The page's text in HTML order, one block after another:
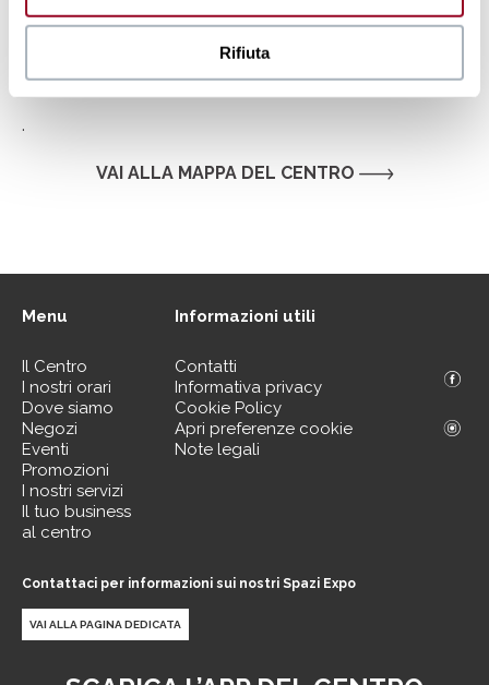
Rifiuta
.
VAI ALLA MAPPA DEL CENTRO
Menu
Il Centro
I nostri orari
Dove siamo
Negozi
Eventi
Promozioni
I nostri servizi
Il tuo business
al centro
Informazioni utili
Contatti
Informativa privacy
Cookie Policy
Apri preferenze cookie
Note legali
Contattaci per informazioni sui nostri Spazi Expo
VAI ALLA PAGINA DEDICATA